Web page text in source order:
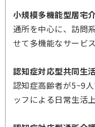
小規模多機能型居宅
通所を中心に、訪問
せて多機能なサービ
認知症対応型共同生
認知症高齢者が5~9
ッフによる日常生活